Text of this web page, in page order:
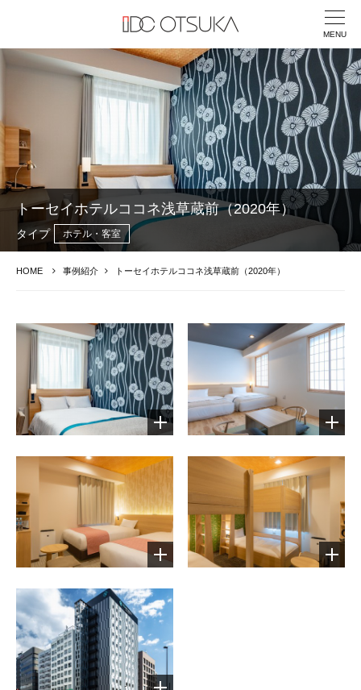
MENU
トーセイホテルココネ浅草蔵前（2020年）
タイプ ホテル・客室
HOME 事例紹介 トーセイホテルココネ浅草蔵前（2020年）